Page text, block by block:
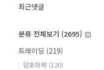
최근댓글
분류 전체보기 (2695)
트레이딩 (219)
암호화폐 (120)